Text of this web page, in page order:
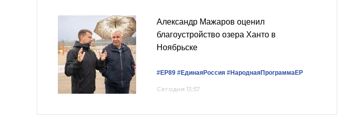
Александр Мажаров оценил
благоустройство озера Ханто в
Ноябрьске
#ЕР89 #‎ЕдинаяРоссия #НароднаяПрограммаЕР
Сегодня 13:57